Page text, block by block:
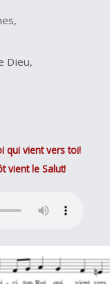
Dieu,
qui vient vers toi!
vient le Salut!